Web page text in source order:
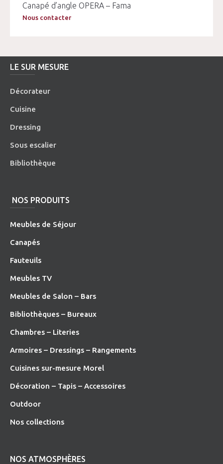
Canapé d’angle OPERA – Fama
Nous contacter
LE SUR MESURE
Décorateur
Cuisine
Dressing
Sous escalier
Bibliothèque
NOS PRODUITS
Meubles de Séjour
Canapés
Fauteuils
Meubles TV
Meubles de Salon – Bars
Bibliothèques – Bureaux
Chambres – Literies
Armoires – Dressings – Rangements
Cuisines sur-mesure Morel
Décoration – Tapis – Accessoires
Outdoor
Nos collections
NOS ATMOSPHÈRES